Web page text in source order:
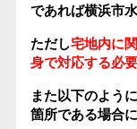
であれば横浜市
ただし宅地内に
身で対応する必
また以下のよう
箇所である場合